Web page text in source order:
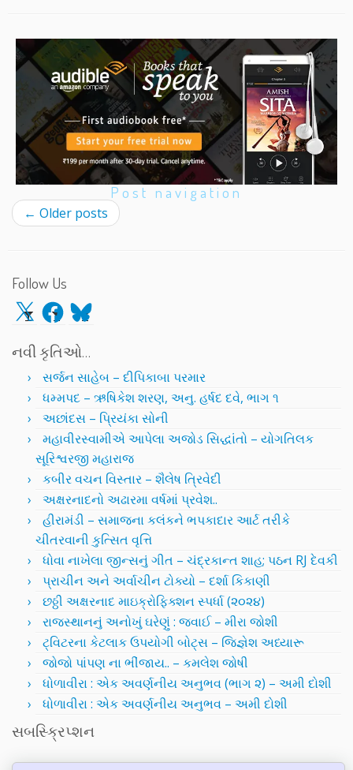
Post navigation
← Older posts
Follow Us
X Facebook
Bluesky
નવી કૃતિઓ…
સર્જન સાહેબ – દીપિકાબા પરમાર
ધમ્મપદ – ઋષિકેશ શરણ, અનુ. હર્ષદ દવે, ભાગ ૧
અછાંદસ – પ્રિયંકા સોની
મહાવીરસ્વામીએ આપેલા અજોડ સિદ્ધાંતો – યોગતિલક
સૂરિશ્વરજી મહારાજ
કબીર વચન વિસ્તાર – શૈલેષ ત્રિવેદી
અક્ષરનાદનો અઢારમા વર્ષમાં પ્રવેશ..
હીરામંડી – સમાજના કલંકને ભપકાદાર આર્ટ તરીકે
ચીતરવાની કુત્સિત વૃત્તિ
ધોવા નાખેલા જીન્સનું ગીત – ચંદ્રકાન્ત શાહ; પઠન RJ દેવકી
પ્રાચીન અને અર્વાચીન ટોક્યો – દર્શા કિકાણી
છઠ્ઠી અક્ષરનાદ માઇક્રોફિક્શન સ્પર્ધા (૨૦૨૪)
રાજસ્થાનનું અનોખું ઘરેણું : જવાઈ – મીરા જોશી
ટ્વિટરના કેટલાક ઉપયોગી બોટ્સ – જિજ્ઞેશ અધ્યારૂ
જોજો પાંપણ ના ભીંજાય.. – કમલેશ જોષી
ધોળાવીરા : એક અવર્ણનીય અનુભવ (ભાગ ૨) – અમી દોશી
ધોળાવીરા : એક અવર્ણનીય અનુભવ – અમી દોશી
સબસ્ક્રિપ્શન